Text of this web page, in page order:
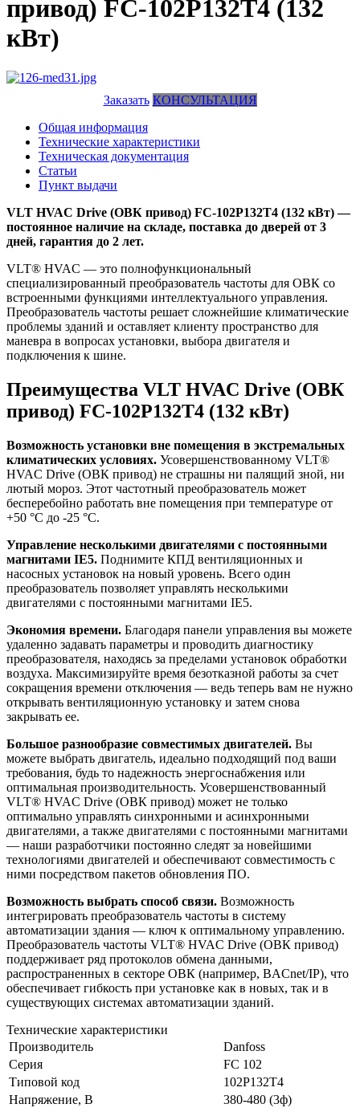
привод) FC-102P132T4 (132
кВт)
Заказать КОНСУЛЬТАЦИЯ
Общая информация
Технические характеристики
Техническая документация
Статьи
Пункт выдачи
VLT HVAC Drive (ОВК привод) FC-102P132T4 (132 кВт) —
постоянное наличие на складе, поставка до дверей от 3
дней, гарантия до 2 лет.
VLT® HVAC — это полнофункциональный
специализированный преобразователь частоты для ОВК со
встроенными функциями интеллектуального управления.
Преобразователь частоты решает сложнейшие климатические
проблемы зданий и оставляет клиенту пространство для
маневра в вопросах установки, выбора двигателя и
подключения к шине.
Преимущества VLT HVAC Drive (ОВК
привод) FC-102P132T4 (132 кВт)
Возможность установки вне помещения в экстремальных
климатических условиях. Усовершенствованному VLT®
HVAC Drive (ОВК привод) не страшны ни палящий зной, ни
лютый мороз. Этот частотный преобразователь может
бесперебойно работать вне помещения при температуре от
+50 °C до -25 °C.
Управление несколькими двигателями с постоянными
магнитами IE5. Поднимите КПД вентиляционных и
насосных установок на новый уровень. Всего один
преобразователь позволяет управлять несколькими
двигателями с постоянными магнитами IE5.
Экономия времени. Благодаря панели управления вы можете
удаленно задавать параметры и проводить диагностику
преобразователя, находясь за пределами установок обработки
воздуха. Максимизируйте время безотказной работы за счет
сокращения времени отключения — ведь теперь вам не нужно
открывать вентиляционную установку и затем снова
закрывать ее.
Большое разнообразие совместимых двигателей. Вы
можете выбрать двигатель, идеально подходящий под ваши
требования, будь то надежность энергоснабжения или
оптимальная производительность. Усовершенствованный
VLT® HVAC Drive (ОВК привод) может не только
оптимально управлять синхронными и асинхронными
двигателями, а также двигателями с постоянными магнитами
— наши разработчики постоянно следят за новейшими
технологиями двигателей и обеспечивают совместимость с
ними посредством пакетов обновления ПО.
Возможность выбрать способ связи. Возможность
интегрировать преобразователь частоты в систему
автоматизации здания — ключ к оптимальному управлению.
Преобразователь частоты VLT® HVAC Drive (ОВК привод)
поддерживает ряд протоколов обмена данными,
распространенных в секторе ОВК (например, BACnet/IP), что
обеспечивает гибкость при установке как в новых, так и в
существующих системах автоматизации зданий.
Технические характеристики
Производитель
Danfoss
Серия
FC 102
Типовой код
102P132T4
Напряжение, В
380-480 (3ф)